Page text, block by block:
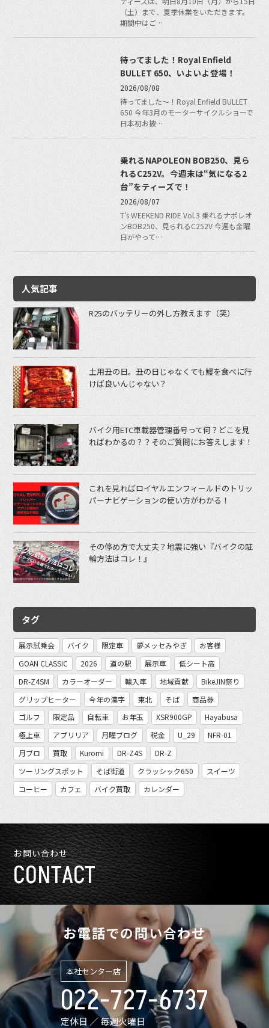
（土）まで、夏季休業をいただきます。
期間中はご…
待ってました！Royal Enfield
BULLET 650、いよいよ登場！
2026/08/08
待ってました〜！Royal Enfield BULLET
650 今年3月のモーターサイクルショーで
日本初お披…
乗れるNAPOLEON BOB250、見ら
れるC252V。今週末は“気になる2
台”をティーズで！
2026/08/07
T's WEEKEND RIDE Vol.3 乗れるナポレオ
ンBOB250、見られるC252V 今週も金曜
日がやって…
人気記事
R25のバッテリーの外し方教えます（笑）
土用丑の日。丑の日じゃなくても鰻を食べに行
けば良いんじゃない？
バイク用ETC車載器管理番号って何？どこを見
ればわかるの？？そのご質問にお答えします！
これを見ればロイヤルエンフィールドのトリッ
パーナビゲーションの使い方がわかる！
その停め方で大丈夫？地震に強い『バイクの駐
輪方法はコレ！』
タグ
展示試乗会 バイク 限定車 夢メッセみやぎ
お客様
GOAN CLASSIC
2026 道の駅 展示車
低シート高
DR-Z4SM
カラーオーダー 輸入車 地域貢献
BikeJIN祭り
グリップヒーター
今年の漢字 東北 そば
商品券
ゴルフ
限定品 自転車 お年玉 XSR900GP
Hayabusa
極上車
アプリリア 月曜ブログ 税金 U_29
NFR-01
月ブロ
買取 Kuromi DR-Z4S
DR-Z
ツーリングスポット
そば街道 クラッシック650
スイーツ
コーヒー
カフェ バイク買取 カレンダー
お問い合わせ
CONTACT
お電話での問い合わせ
本社センター店
022-727-6737
定休日 ／ 毎週火曜日